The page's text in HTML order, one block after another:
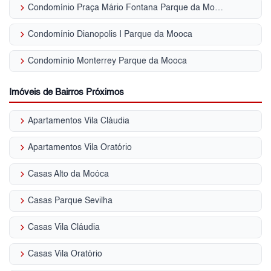
keyboard_arrow_right Condomínio Praça Mário Fontana Parque da Mooca
keyboard_arrow_right Condomínio Dianopolis I Parque da Mooca
keyboard_arrow_right Condomínio Monterrey Parque da Mooca
Imóveis de Bairros Próximos
keyboard_arrow_right Apartamentos Vila Cláudia
keyboard_arrow_right Apartamentos Vila Oratório
keyboard_arrow_right Casas Alto da Moóca
keyboard_arrow_right Casas Parque Sevilha
keyboard_arrow_right Casas Vila Cláudia
keyboard_arrow_right Casas Vila Oratório